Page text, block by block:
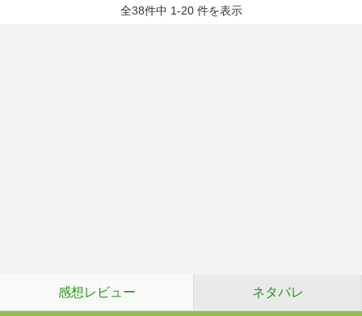
全38件中 1-20 件を表示
感想レビュー ネタバレ